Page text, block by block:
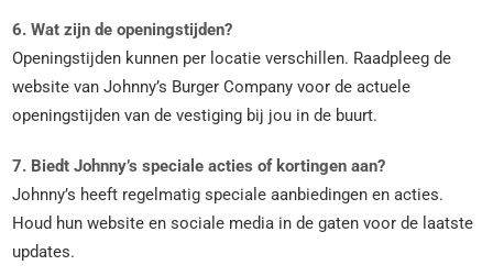
6. Wat zijn de openingstijden?
Openingstijden kunnen per locatie verschillen. Raadpleeg de
website van Johnny’s Burger Company voor de actuele
openingstijden van de vestiging bij jou in de buurt.
7. Biedt Johnny’s speciale acties of kortingen aan?
Johnny’s heeft regelmatig speciale aanbiedingen en acties.
Houd hun website en sociale media in de gaten voor de laatste
updates.